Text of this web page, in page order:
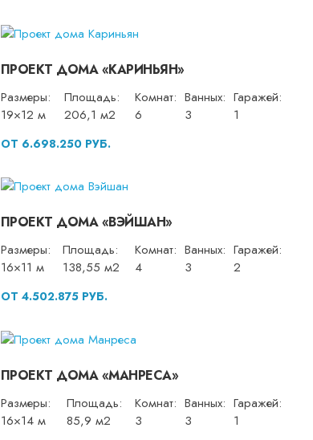
ПРОЕКТ ДОМА «КАРИНЬЯН»
Размеры:
19×12 м
Площадь:
206,1 м2
Комнат:
6
Ванных:
3
Гаражей:
1
ОТ 6.698.250 РУБ.
ПРОЕКТ ДОМА «ВЭЙШАН»
Размеры:
16×11 м
Площадь:
138,55 м2
Комнат:
4
Ванных:
3
Гаражей:
2
ОТ 4.502.875 РУБ.
ПРОЕКТ ДОМА «МАНРЕСА»
Размеры:
16×14 м
Площадь:
85,9 м2
Комнат:
3
Ванных:
3
Гаражей:
1